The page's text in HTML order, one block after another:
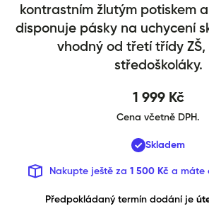
kontrastním žlutým potiskem
disponuje pásky na uchycení
vhodný od třetí třídy ZŠ,
středoškoláky.
1 999 Kč
Cena včetně DPH.
Skladem
Nakupte ještě za 1 500 Kč a máte
Předpokládaný termín dodání je